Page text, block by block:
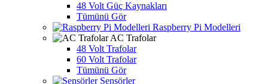
48 Volt Güç Kaynakları
Tümünü Gör
Raspberry Pi Modelleri
AC Trafolar
48 Volt Trafolar
60 Volt Trafolar
Tümünü Gör
Sensörler